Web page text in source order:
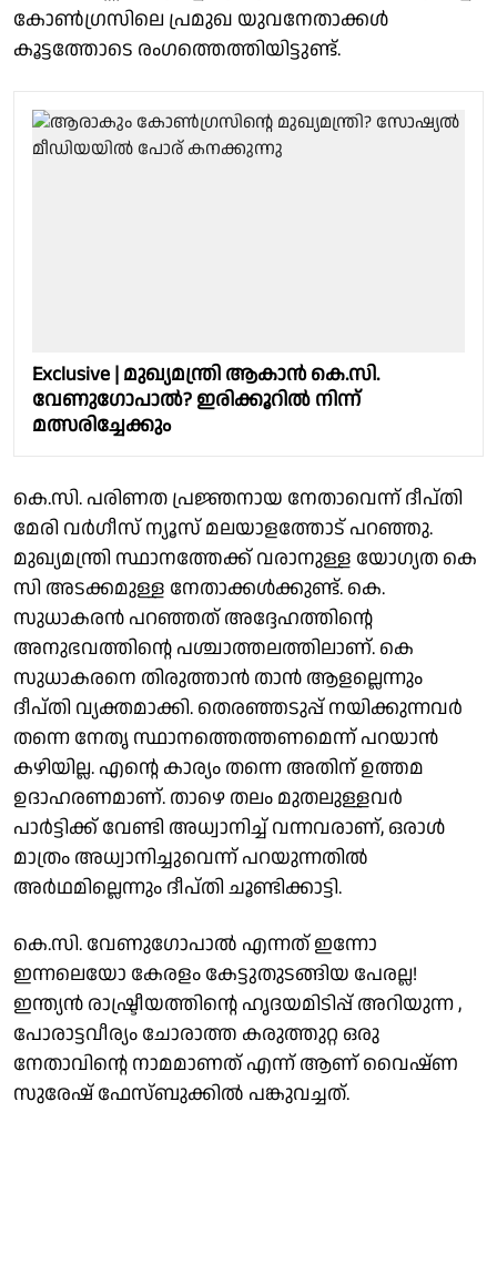
കോൺഗ്രസിലെ പ്രമുഖ യുവനേതാക്കൾ
കൂട്ടത്തോടെ രംഗത്തെത്തിയിട്ടുണ്ട്.
Exclusive | മുഖ്യമന്ത്രി ആകാൻ കെ.സി.
വേണുഗോപാൽ? ഇരിക്കൂറിൽ നിന്ന്
മത്സരിച്ചേക്കും
കെ.സി. പരിണത പ്രജ്ഞനായ നേതാവെന്ന് ദീപ്തി
മേരി വർഗീസ് ന്യൂസ് മലയാളത്തോട് പറഞ്ഞു.
മുഖ്യമന്ത്രി സ്ഥാനത്തേക്ക് വരാനുള്ള യോഗ്യത കെ
സി അടക്കമുള്ള നേതാക്കൾക്കുണ്ട്. കെ.
സുധാകരൻ പറഞ്ഞത് അദ്ദേഹത്തിൻ്റെ
അനുഭവത്തിൻ്റെ പശ്ചാത്തലത്തിലാണ്. കെ
സുധാകരനെ തിരുത്താൻ താൻ ആളല്ലെന്നും
ദീപ്തി വ്യക്തമാക്കി. തെരഞ്ഞടുപ്പ് നയിക്കുന്നവർ
തന്നെ നേതൃ സ്ഥാനത്തെത്തണമെന്ന് പറയാൻ
കഴിയില്ല. എൻ്റെ കാര്യം തന്നെ അതിന് ഉത്തമ
ഉദാഹരണമാണ്. താഴെ തലം മുതലുള്ളവർ
പാർട്ടിക്ക് വേണ്ടി അധ്വാനിച്ച് വന്നവരാണ്, ഒരാൾ
മാത്രം അധ്വാനിച്ചുവെന്ന് പറയുന്നതിൽ
അർഥമില്ലെന്നും ദീപ്തി ചൂണ്ടിക്കാട്ടി.
കെ.സി. വേണുഗോപാൽ എന്നത് ഇന്നോ
ഇന്നലെയോ കേരളം കേട്ടുതുടങ്ങിയ പേരല്ല!
ഇന്ത്യൻ രാഷ്ട്രീയത്തിൻ്റെ ഹൃദയമിടിപ്പ് അറിയുന്ന ,
പോരാട്ടവീര്യം ചോരാത്ത കരുത്തുറ്റ ഒരു
നേതാവിന്റെ നാമമാണത് എന്ന് ആണ് വൈഷ്ണ
സുരേഷ് ഫേസ്ബുക്കിൽ പങ്കുവച്ചത്.